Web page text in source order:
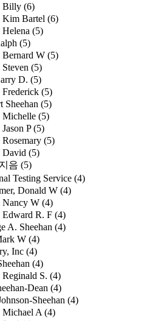
Billy (6)
Kim Bartel (6)
Helena (5)
(5)
Bernard W (5)
Steven (5)
D. (5)
Frederick (5)
Sheehan (5)
Michelle (5)
P (5)
Rosemary (5)
David (5)
음 (5)
Testing Service (4)
Donald W (4)
Nancy W (4)
Edward R. F (4)
A. Sheehan (4)
W (4)
Inc (4)
(4)
Reginald S. (4)
Dean (4)
Sheehan (4)
Michael A (4)